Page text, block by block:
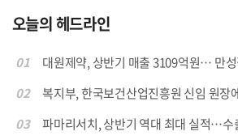
오늘의 헤드라인
01
대원제약, 상반기 매출 3109억원… 만
02
복지부, 한국보건산업진흥원 신임 원장
03
파마리서치, 상반기 역대 최대 실적…수